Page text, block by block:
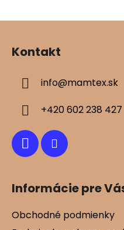
Z
Kontakt
info@mamtex.sk
+420 602 238 427
Informácie pre
Obchodné podmienky